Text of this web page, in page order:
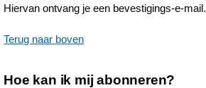
Hiervan ontvang je een bevestigings-e-mail.
Terug naar boven
Hoe kan ik mij abonneren?